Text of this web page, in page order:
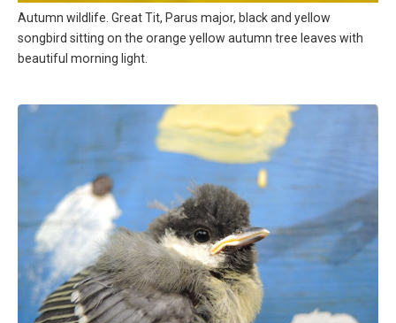
Autumn wildlife. Great Tit, Parus major, black and yellow
songbird sitting on the orange yellow autumn tree leaves with
beautiful morning light.